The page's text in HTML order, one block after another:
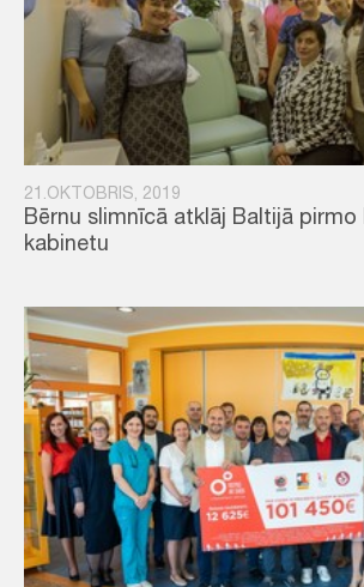
21.OKTOBRIS, 2019
Bērnu slimnīcā atklāj Baltijā pirmo
kabinetu